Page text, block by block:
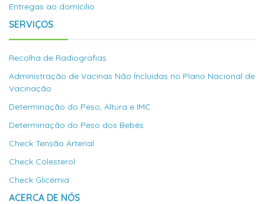
Entregas ao domícilio
SERVIÇOS
Recolha de Radiografias
Administração de Vacinas Não Íncluidas no Plano Nacional de
Vacinação
Determinação do Peso, Altura e IMC
Determinação do Peso dos Bebés
Check Tensão Arterial
Check Colesterol
Check Glicémia
ACERCA DE NÓS